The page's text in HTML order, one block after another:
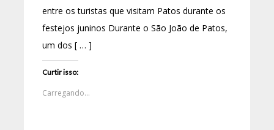
entre os turistas que visitam Patos durante os
festejos juninos Durante o São João de Patos,
um dos [ … ]
Curtir isso:
Carregando...